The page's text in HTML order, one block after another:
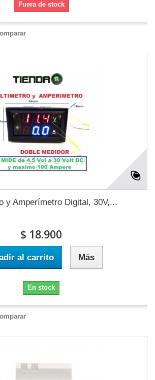
Fuera de stock
y Amperímetro Digital, 30V,...
$ 18.900
al carrito Más
En stock